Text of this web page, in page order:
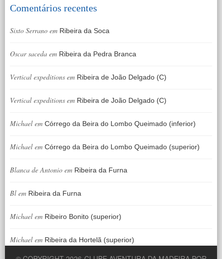
Comentários recentes
Sixto Serrano em Ribeira da Soca
Oscar saceda em Ribeira da Pedra Branca
Vertical expeditions em Ribeira de João Delgado (C)
Vertical expeditions em Ribeira de João Delgado (C)
Michael em Córrego da Beira do Lombo Queimado (inferior)
Michael em Córrego da Beira do Lombo Queimado (superior)
Blanca de Antonio em Ribeira da Furna
Bl em Ribeira da Furna
Michael em Ribeiro Bonito (superior)
Michael em Ribeira da Hortelã (superior)